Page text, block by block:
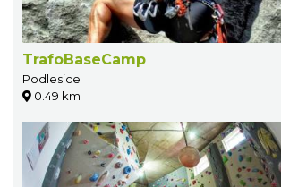
TrafoBaseCamp
Podlesice
0.49 km